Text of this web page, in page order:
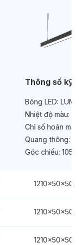
Thông số kỹ
Bóng LED:
Nhiệt độ màu:
Chỉ số hoàn
Quang thông:
Góc chiếu: 105º